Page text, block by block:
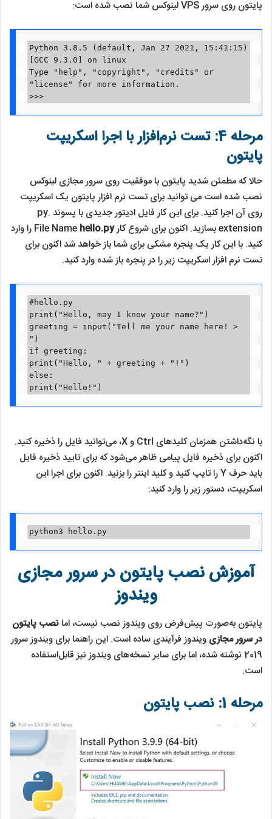
پایتون روی سرور VPS لینوکس شما نصب شده است:
Python 3.8.5 (default, Jan 27 2021, 15:41:15)
[GCC 9.3.0] on linux
Type "help", "copyright", "credits" or
"license" for more information.
>>>
مرحله 4: تست نرم‌افزار با اجرا اسکریپت
پایتون
حالا که مطمئن شدید پایتون با موفقیت روی سرور مجازی لینوکس
نصب شده است می توانید برای تست نرم افزار پایتون یک اسکریپت
روی آن اجرا کنید. برای این کار فایل ادیتور جدیدی با پسوند .py
extension بسازید. اکنون برای شروع کار File Name
hello.py
را وارد
کنید. با این کار یک پنجره مشکی برای شما باز خواهد شد اکنون برای
تست نرم افزار اسکریپت زیر را در پنجره باز شده وارد کنید.
#hello.py
print("Hello, may I know your name?")
greeting = input("Tell me your name here! >
")
if greeting:
print("Hello, " + greeting + "!")
else:
print("Hello!")
با نگه‌داشتن همزمان کلیدهای Ctrl و X، می‌توانید فایل را ذخیره کنید.
اکنون برای ذخیره فایل پیامی ظاهر می‌شود که برای تایید ذخیره فایل
باید حرف Y را تایپ کنید و کلید اینتر را بزنید. اکنون برای اجرا این
اسکریپت، دستور زیر را وارد کنید:
python3 hello.py
آموزش نصب پایتون در سرور مجازی
ویندوز
پایتون به‌صورت پیش‌فرض روی ویندوز نصب نیست، اما نصب پایتون
در سرور مجازی ویندوز فرآیندی ساده است. این راهنما برای ویندوز سرور
2019 نوشته شده، اما برای سایر نسخه‌های ویندوز نیز قابل‌استفاده
است.
مرحله 1: نصب پایتون